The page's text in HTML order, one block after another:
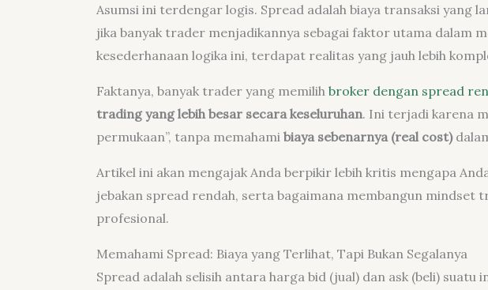
Asumsi ini terdengar logis. Spread adalah biaya transaksi yang
jika banyak trader menjadikannya sebagai faktor utama dalam
kesederhanaan logika ini, terdapat realitas yang jauh lebih
Faktanya, banyak trader yang memilih broker dengan spread
trading yang lebih besar secara keseluruhan. Ini terjadi karena
permukaan”, tanpa memahami biaya sebenarnya (real cost)
Artikel ini akan mengajak Anda berpikir lebih kritis mengapa
jebakan spread rendah, serta bagaimana membangun mindset
profesional.
Memahami Spread: Biaya yang Terlihat, Tapi Bukan Segalanya
Spread adalah selisih antara harga bid (jual) dan ask (beli) suatu